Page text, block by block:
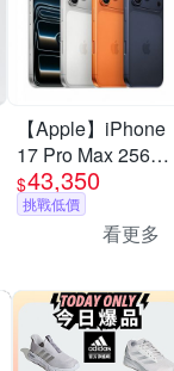
【Apple】iPhone
17 Pro Max 256G
6.9吋 手機
$43,350
挑戰低價
看更多